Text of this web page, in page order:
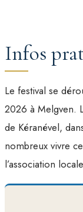
Infos
Le festival se
2026 à Melgven.
de Kéranével,
nombreux vivre
l’association